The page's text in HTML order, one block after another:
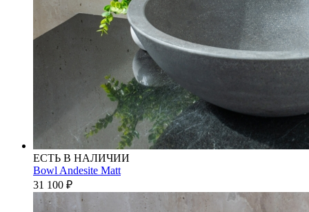
ЕСТЬ В НАЛИЧИИ
Bowl Andesite Matt
31 100 ₽